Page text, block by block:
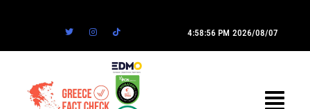
4:58:56 PM 2026/08/07